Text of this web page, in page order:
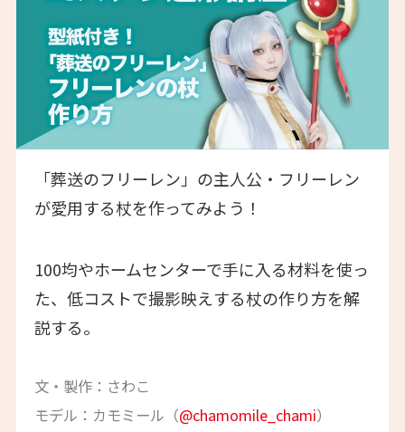
「葬送のフリーレン」の主人公・フリーレン
が愛用する杖を作ってみよう！
100均やホームセンターで手に入る材料を使っ
た、低コストで撮影映えする杖の作り方を解
説する。
文・製作：さわこ
モデル：カモミール（@chamomile_chami）